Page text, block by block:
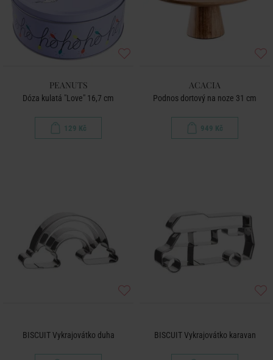
PEANUTS
Dóza kulatá "Love" 16,7 cm
129 Kč
ACACIA
Podnos dortový na noze 31 cm
949 Kč
BISCUIT Vykrajovátko duha BISCUIT Vykrajovátko karavan